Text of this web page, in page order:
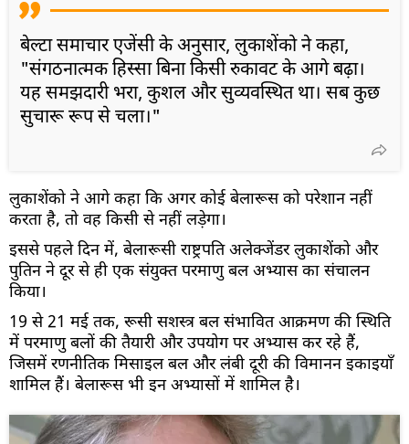
बेल्टा समाचार एजेंसी के अनुसार, लुकाशेंको ने कहा,
"संगठनात्मक हिस्सा बिना किसी रुकावट के आगे बढ़ा।
यह समझदारी भरा, कुशल और सुव्यवस्थित था। सब कुछ
सुचारू रूप से चला।"
लुकाशेंको ने आगे कहा कि अगर कोई बेलारूस को परेशान नहीं
करता है, तो वह किसी से नहीं लड़ेगा।
इससे पहले दिन में, बेलारूसी राष्ट्रपति अलेक्जेंडर लुकाशेंको और
पुतिन ने दूर से ही एक संयुक्त परमाणु बल अभ्यास का संचालन
किया।
19 से 21 मई तक, रूसी सशस्त्र बल संभावित आक्रमण की स्थिति
में परमाणु बलों की तैयारी और उपयोग पर अभ्यास कर रहे हैं,
जिसमें रणनीतिक मिसाइल बल और लंबी दूरी की विमानन इकाइयाँ
शामिल हैं। बेलारूस भी इन अभ्यासों में शामिल है।